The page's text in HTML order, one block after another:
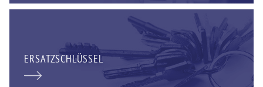
ERSATZSCHLÜSSEL